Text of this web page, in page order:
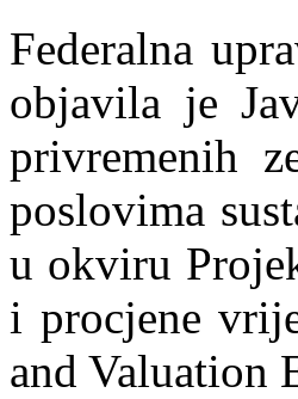
Federalna
objavila je
privremenih
poslovima
u okviru
i procjene
and Valuation